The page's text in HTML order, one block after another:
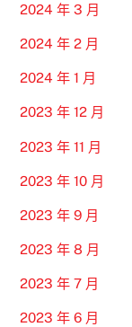
2024 年 3 月
2024 年 2 月
2024 年 1 月
2023 年 12 月
2023 年 11 月
2023 年 10 月
2023 年 9 月
2023 年 8 月
2023 年 7 月
2023 年 6 月